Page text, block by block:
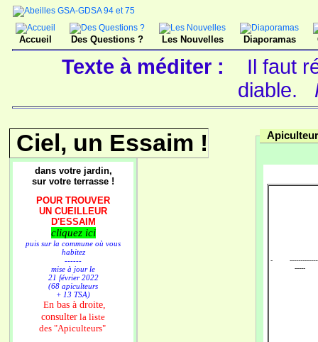
Accueil Des Questions ? Les Nouvelles Diaporamas
Texte à méditer :
Il faut
diable.
Ciel, un Essaim !
dans votre jardin,
sur votre terrasse !
POUR TROUVER
UN CUEILLEUR
D'ESSAIM
cliquez ici
puis sur la commune où vous
habitez
------
mise à jour le
21 février 2022
(68 apiculteurs
+ 13 TSA)
En bas à droite,
consulter la liste
des "Apiculteurs"
-
-----